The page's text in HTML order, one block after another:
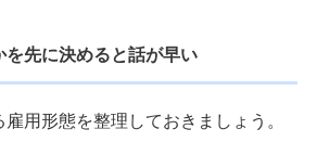
を先に決めると話が早い
用形態を整理しておきましょう。